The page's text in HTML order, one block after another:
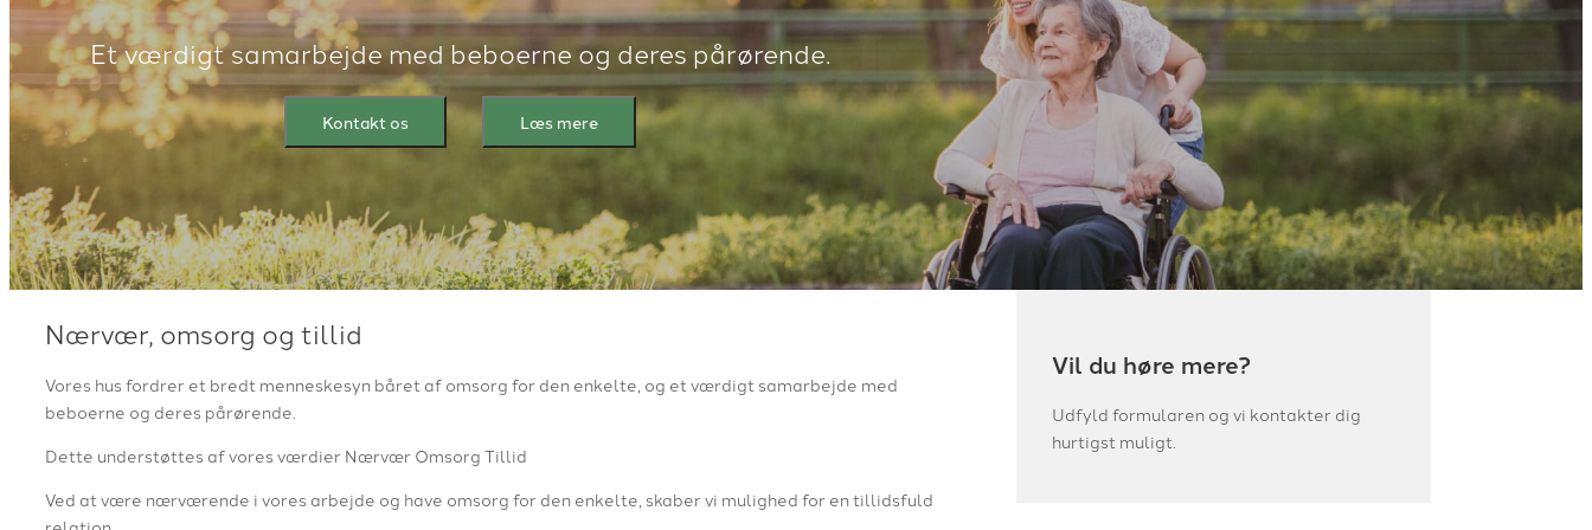
Et værdigt samarbejde med beboerne og deres pårørende.
Kontakt os Læs mere
Nærvær, omsorg og tillid
Vores hus fordrer et bredt menneskesyn båret af omsorg for den enkelte, og et værdigt samarbejde med
beboerne og deres pårørende.
Dette understøttes af vores værdier Nærvær Omsorg Tillid
Ved at være nærværende i vores arbejde og have omsorg for den enkelte, skaber vi mulighed for en tillidsfuld
Vil du høre mere?
Udfyld formularen og vi kontakter dig
hurtigst muligt.